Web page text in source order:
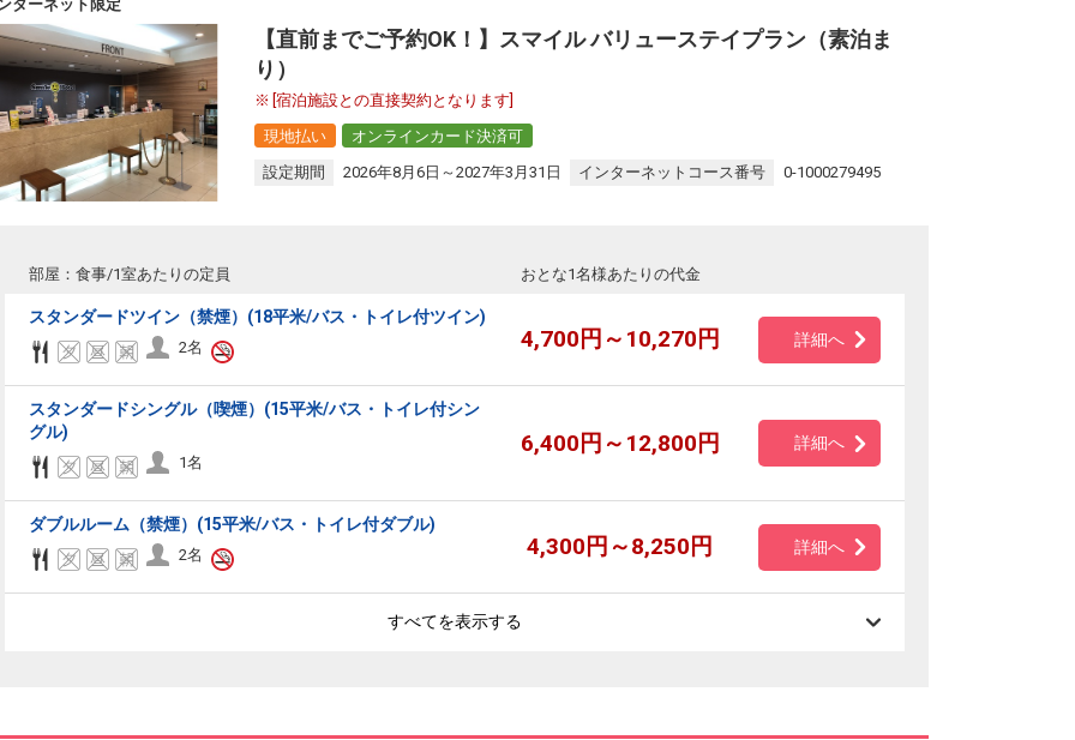
ターネット限定
【直前までご予約OK！】スマイル バリューステイプラン（素泊ま
り）
[宿泊施設との直接契約となります]
現地払い
オンラインカード決済可
設定期間
2026年8月6日～2027年3月31日 インターネットコース番号 0-1000279495
部屋：食事/1室あたりの定員 おとな1名様あたりの代金
スタンダードツイン（禁煙）(18平米/バス・トイレ付ツイン)
2名 4,700円～10,270円 詳細へ
スタンダードシングル（喫煙）(15平米/バス・トイレ付シン
グル)
1名
6,400円～12,800円 詳細へ
ダブルルーム（禁煙）(15平米/バス・トイレ付ダブル)
2名 4,300円～8,250円 詳細へ
すべてを表示する